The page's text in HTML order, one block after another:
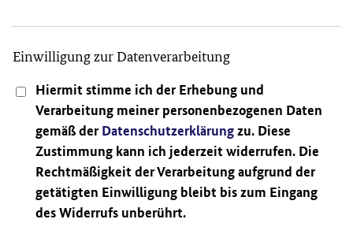
Einwilligung zur Datenverarbeitung
Hiermit stimme ich der Erhebung und
Verarbeitung meiner personenbezogenen Daten
gemäß derDatenschutzerklärungzu. Diese
Zustimmung kann ich jederzeit widerrufen. Die
Rechtmäßigkeit der Verarbeitung aufgrund der
getätigten Einwilligung bleibt bis zum Eingang
des Widerrufs unberührt.